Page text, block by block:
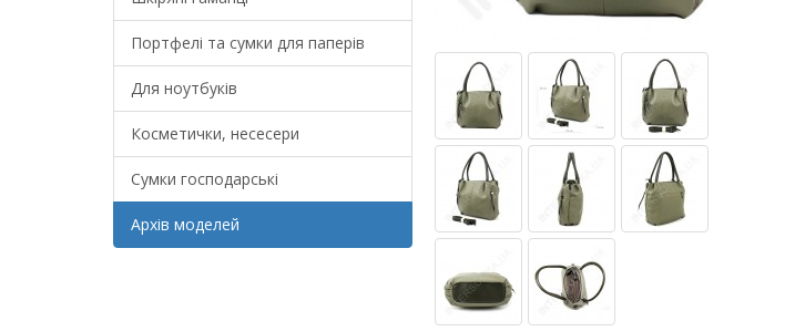
Портфелі та сумки для паперів
Для ноутбуків
Косметички, несесери
Сумки господарські
Архів моделей